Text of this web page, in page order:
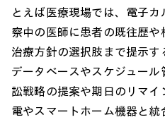
とえば医療現場では、電子
察中の医師に患者の既往歴や
治療方針の選択肢まで提示
データベースやスケジュー
訟戦略の提案や期日のリマ
電やスマートホーム機器と